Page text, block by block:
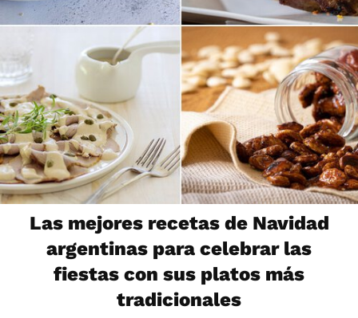
Las mejores recetas de Navidad
argentinas para celebrar las
fiestas con sus platos más
tradicionales